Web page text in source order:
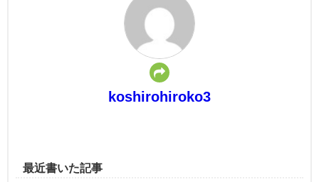
koshirohiroko3
最近書いた記事